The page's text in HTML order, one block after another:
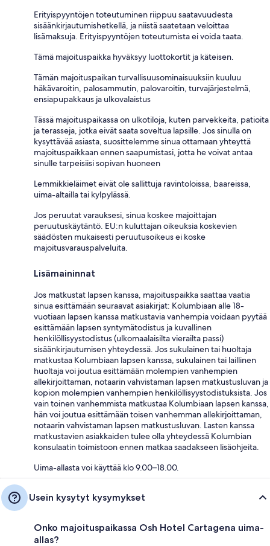
Erityispyyntöjen toteutuminen riippuu saatavuudesta
sisäänkirjautumishetkellä, ja niistä saatetaan veloittaa
lisämaksuja. Erityispyyntöjen toteutumista ei voida taata.
Tämä majoituspaikka hyväksyy luottokortit ja käteisen.
Tämän majoituspaikan turvallisuusominaisuuksiin kuuluu
häkävaroitin, palosammutin, palovaroitin, turvajärjestelmä,
ensiapupakkaus ja ulkovalaistus
Tässä majoituspaikassa on ulkotiloja, kuten parvekkeita, patioita
ja terasseja, jotka eivät saata soveltua lapsille. Jos sinulla on
kysyttävää asiasta, suosittelemme sinua ottamaan yhteyttä
majoituspaikkaan ennen saapumistasi, jotta he voivat antaa
sinulle tarpeisiisi sopivan huoneen
Lemmikkieläimet eivät ole sallittuja ravintoloissa, baareissa,
uima-altailla tai kylpylässä.
Jos peruutat varauksesi, sinua koskee majoittajan
peruutuskäytäntö. EU:n kuluttajan oikeuksia koskevien
säädösten mukaisesti peruutusoikeus ei koske
majoitusvarauspalveluita.
Lisämaininnat
Jos matkustat lapsen kanssa, majoituspaikka saattaa vaatia
sinua esittämään seuraavat asiakirjat: Kolumbiaan alle 18-
vuotiaan lapsen kanssa matkustavia vanhempia voidaan pyytää
esittämään lapsen syntymätodistus ja kuvallinen
henkilöllisyystodistus (ulkomaalaisilta vierailta passi)
sisäänkirjautumisen yhteydessä. Jos sukulainen tai huoltaja
matkustaa Kolumbiaan lapsen kanssa, sukulainen tai laillinen
huoltaja voi joutua esittämään molempien vanhempien
allekirjoittaman, notaarin vahvistaman lapsen matkustusluvan ja
kopion molempien vanhempien henkilöllisyystodistuksista. Jos
vain toinen vanhemmista matkustaa Kolumbiaan lapsen kanssa,
hän voi joutua esittämään toisen vanhemman allekirjoittaman,
notaarin vahvistaman lapsen matkustusluvan. Lasten kanssa
matkustavien asiakkaiden tulee olla yhteydessä Kolumbian
konsulaatin toimistoon ennen matkaa saadakseen lisäohjeita.
Uima-allasta voi käyttää klo 9.00–18.00.
Usein kysytyt kysymykset
Onko majoituspaikassa Osh Hotel Cartagena uima-
allas?